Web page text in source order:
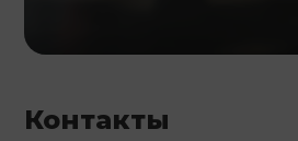
Контакты